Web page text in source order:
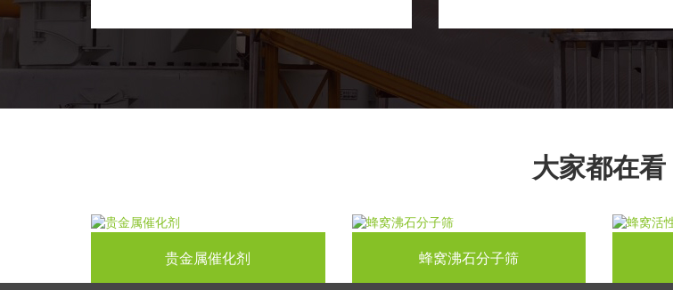
大家都在看
贵金属催化剂 蜂窝沸石分子筛